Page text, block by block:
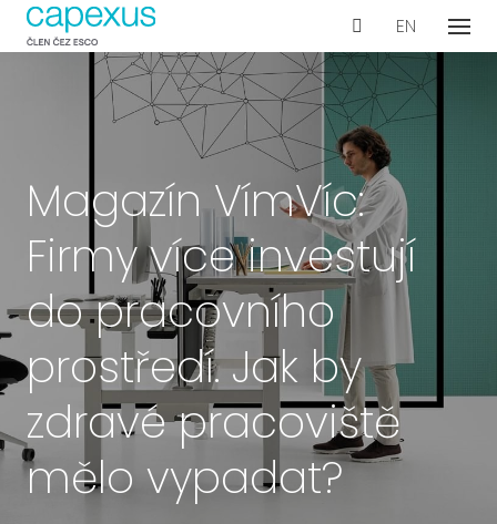
Menu
CS
EN
Magazín VímVíc:
Firmy více investují
do pracovního
prostředí. Jak by
zdravé pracoviště
mělo vypadat?